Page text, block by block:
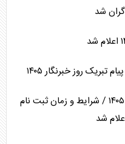
جدیدترین پیش فروش سایپا مرداد ۱۴۰۵ / شرایط و زمان ثبت نام